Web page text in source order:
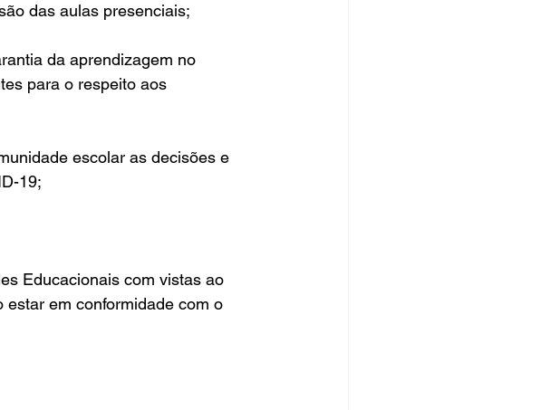
das aulas presenciais;
da aprendizagem no
para o respeito aos
escolar as decisões e
19;
Educacionais com vistas ao
em conformidade com o